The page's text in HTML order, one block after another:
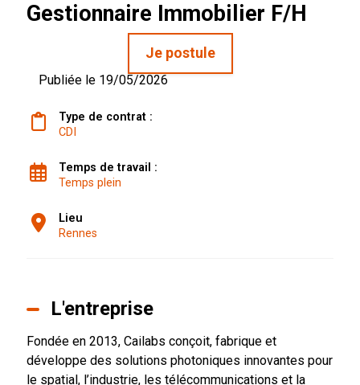
Gestionnaire Immobilier F/H
Je postule
Publiée le 19/05/2026
Type de contrat :
CDI
Temps de travail :
Temps plein
Lieu
Rennes
L'entreprise
Fondée en 2013, Cailabs conçoit, fabrique et
développe des solutions photoniques innovantes pour
le spatial, l’industrie, les télécommunications et la